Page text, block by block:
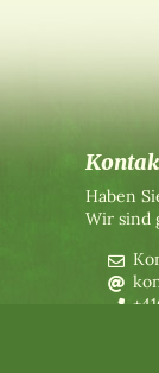
Haben
Wir sind